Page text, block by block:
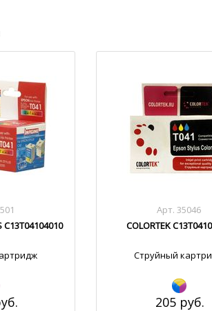
C13T04104010
Арт. 35046
COLORTEK
Струйный
205 руб.